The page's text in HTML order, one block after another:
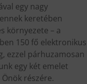
egy nagy
keretében
környezete – a
150 fő elektronikus
ezzel párhuzamosan
egy két emelet
részére.